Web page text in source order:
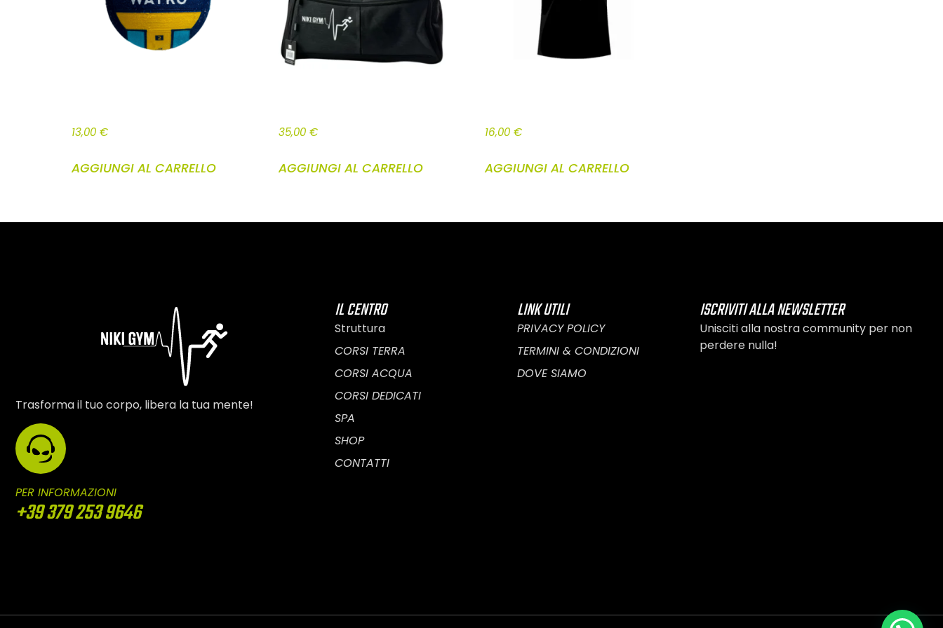
13,00 €
AGGIUNGI AL CARRELLO
35,00 €
AGGIUNGI AL CARRELLO
16,00€
AGGIUNGI AL CARRELLO
Trasforma il tuo corpo, libera la tua mente!
PER INFORMAZIONI
+39 379 253 9646
IL CENTRO
Struttura
CORSI TERRA
CORSI ACQUA
CORSI DEDICATI
SPA
SHOP
CONTATTI
LINK UTILI
PRIVACY POLICY
TERMINI & CONDIZIONI
DOVE SIAMO
ISCRIVITI ALLA NEWSLETTER
Unisciti alla nostra community per non
perdere nulla!